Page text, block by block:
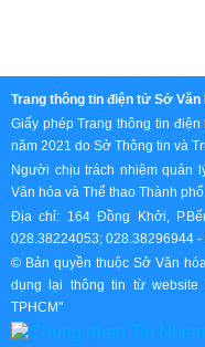
Trang thông tin điện tử Sở Văn
Giấy phép Trang thông tin
năm 2021 do Sở Thông tin và
Người chịu trách nhiệm quản
Văn hóa và Thể thao Thành
Địa chỉ: 164 Đồng Khởi,
028.38224053; 028.38296944
© Bản quyền thuộc Sở Văn
dụng lại thông tin từ
TPHCM"